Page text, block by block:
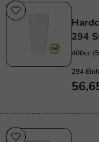
294
400cc
294